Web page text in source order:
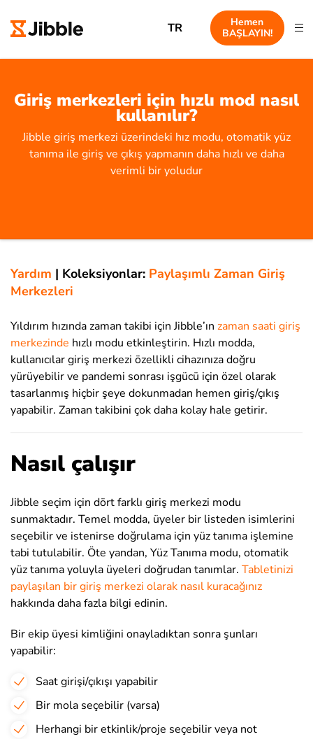
TR
Hemen
BAŞLAYIN!
Giriş merkezleri için hızlı mod nasıl
kullanılır?
Jibble giriş merkezi üzerindeki hız modu, otomatik yüz
tanıma ile giriş ve çıkış yapmanın daha hızlı ve daha
verimli bir yoludur
Yardım | Koleksiyonlar: Paylaşımlı Zaman Giriş
Merkezleri
Yıldırım hızında zaman takibi için Jibble’ın zaman saati giriş
merkezinde hızlı modu etkinleştirin. Hızlı modda,
kullanıcılar giriş merkezi özellikli cihazınıza doğru
yürüyebilir ve pandemi sonrası işgücü için özel olarak
tasarlanmış hiçbir şeye dokunmadan hemen giriş/çıkış
yapabilir. Zaman takibini çok daha kolay hale getirir.
Nasıl çalışır
Jibble seçim için dört farklı giriş merkezi modu
sunmaktadır. Temel modda, üyeler bir listeden isimlerini
seçebilir ve istenirse doğrulama için yüz tanıma işlemine
tabi tutulabilir. Öte yandan, Yüz Tanıma modu, otomatik
yüz tanıma yoluyla üyeleri doğrudan tanımlar. Tabletinizi
paylaşılan bir giriş merkezi olarak nasıl kuracağınız
hakkında daha fazla bilgi edinin.
Bir ekip üyesi kimliğini onayladıktan sonra şunları
yapabilir:
Saat girişi/çıkışı yapabilir
Bir mola seçebilir (varsa)
Herhangi bir etkinlik/proje seçebilir veya not